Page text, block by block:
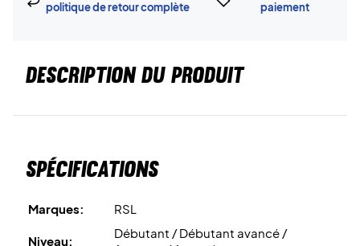
politique de retour complète
paiement
DESCRIPTION DU PRODUIT
Spécifications
Marques: RSL
Niveau:
Débutant / Débutant avancé /